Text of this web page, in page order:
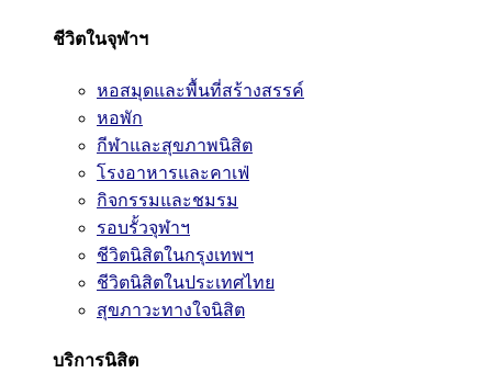
ชีวิตในจุฬาฯ
หอสมุดและพื้นที่สร้างสรรค์
หอพัก
กีฬาและสุขภาพนิสิต
โรงอาหารและคาเฟ่
กิจกรรมและชมรม
รอบรั้วจุฬาฯ
ชีวิตนิสิตในกรุงเทพฯ
ชีวิตนิสิตในประเทศไทย
สุขภาวะทางใจนิสิต
บริการนิสิต